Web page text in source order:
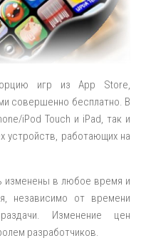
игр из App Store,
совершенно бесплатно. В
iPod Touch и iPad, так и
устройств, работающих на
изменены в любое время и
независимо от времени
Изменение цен
разработчиков.